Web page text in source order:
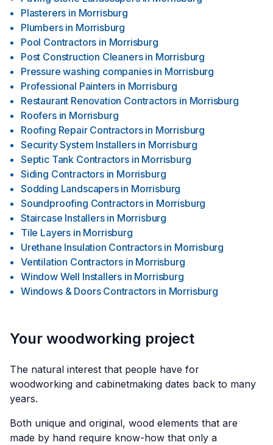
Plasterers in Morrisburg
Plumbers in Morrisburg
Pool Contractors in Morrisburg
Post Construction Cleaners in Morrisburg
Pressure washing companies in Morrisburg
Professional Painters in Morrisburg
Restaurant Renovation Contractors in Morrisburg
Roofers in Morrisburg
Roofing Repair Contractors in Morrisburg
Security System Installers in Morrisburg
Septic Tank Contractors in Morrisburg
Siding Contractors in Morrisburg
Sodding Landscapers in Morrisburg
Soundproofing Contractors in Morrisburg
Staircase Installers in Morrisburg
Tile Layers in Morrisburg
Urethane Insulation Contractors in Morrisburg
Ventilation Contractors in Morrisburg
Window Well Installers in Morrisburg
Windows & Doors Contractors in Morrisburg
Your woodworking project
The natural interest that people have for
woodworking and cabinetmaking dates back to many
years.
Both unique and original, wood elements that are
made by hand require know-how that only a